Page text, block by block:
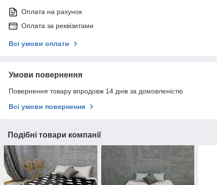
Оплата на рахунок
Оплата за реквізитами
Всі умови оплати
Умови повернення
Повернення товару впродовж 14 днів за домовленістю
Всі умови повернення
Подібні товари компанії